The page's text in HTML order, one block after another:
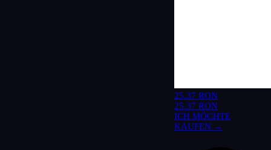
25.37 RON
25.37 RON
ICH MÖCHTE
KAUFEN →